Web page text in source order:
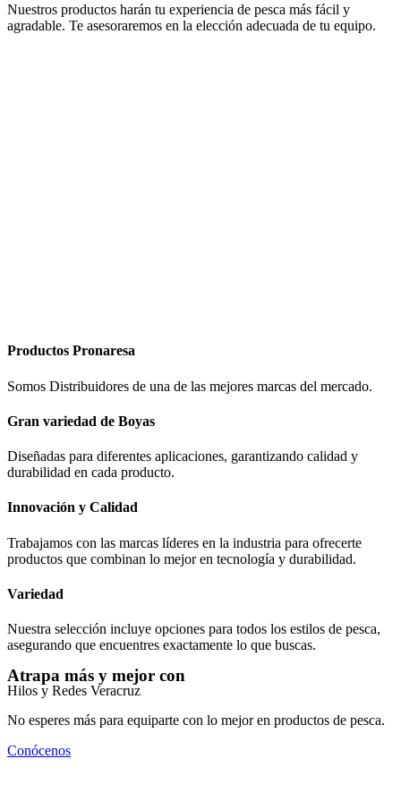
Nuestros productos harán tu experiencia de pesca más fácil y
agradable. Te asesoraremos en la elección adecuada de tu equipo.
Productos Pronaresa
Somos Distribuidores de una de las mejores marcas del mercado.
Gran variedad de Boyas
Diseñadas para diferentes aplicaciones, garantizando calidad y
durabilidad en cada producto.
Innovación y Calidad
Trabajamos con las marcas líderes en la industria para ofrecerte
productos que combinan lo mejor en tecnología y durabilidad.
Variedad
Nuestra selección incluye opciones para todos los estilos de pesca,
asegurando que encuentres exactamente lo que buscas.
Atrapa más y mejor con
Hilos y Redes Veracruz
No esperes más para equiparte con lo mejor en productos de pesca.
Conócenos